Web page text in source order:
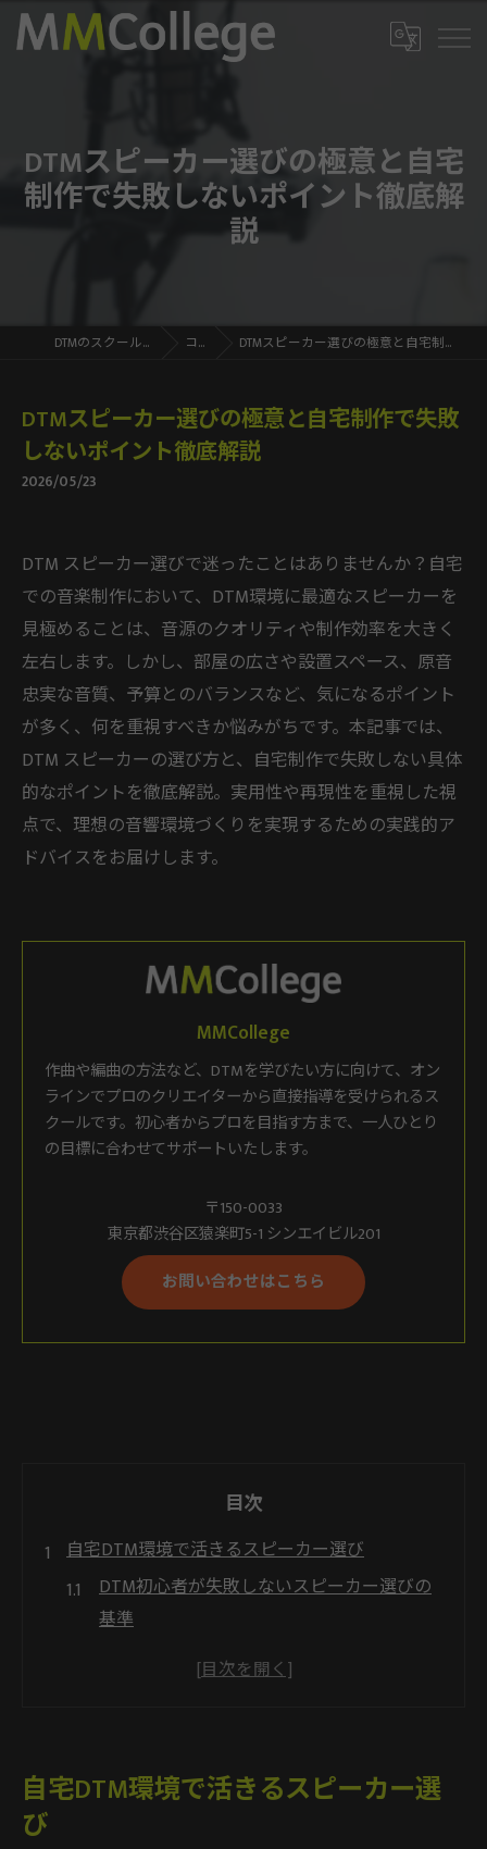
DTMスピーカー選びの極意と自宅
制作で失敗しないポイント徹底解
説
DTMのスクールならMMCollege コラム DTMスピーカー選びの極意と自宅制作で失敗しないポイント徹底解説
DTMスピーカー選びの極意と自宅制作で失敗
しないポイント徹底解説
2026/05/23
DTM スピーカー選びで迷ったことはありませんか？自宅
での音楽制作において、DTM環境に最適なスピーカーを
見極めることは、音源のクオリティや制作効率を大きく
左右します。しかし、部屋の広さや設置スペース、原音
忠実な音質、予算とのバランスなど、気になるポイント
が多く、何を重視すべきか悩みがちです。本記事では、
DTM スピーカーの選び方と、自宅制作で失敗しない具体
的なポイントを徹底解説。実用性や再現性を重視した視
点で、理想の音響環境づくりを実現するための実践的ア
ドバイスをお届けします。
MMCollege
作曲や編曲の方法など、DTMを学びたい方に向けて、オン
ラインでプロのクリエイターから直接指導を受けられるス
クールです。初心者からプロを目指す方まで、一人ひとり
の目標に合わせてサポートいたします。
〒150-0033
東京都渋谷区猿楽町5-1 シンエイビル201
お問い合わせはこちら
目次
自宅DTM環境で活きるスピーカー選び
DTM初心者が失敗しないスピーカー選びの
基準
自宅制作に適したDTMスピーカーの選び方
ポイント
自宅DTM環境で活きるスピーカー選
び